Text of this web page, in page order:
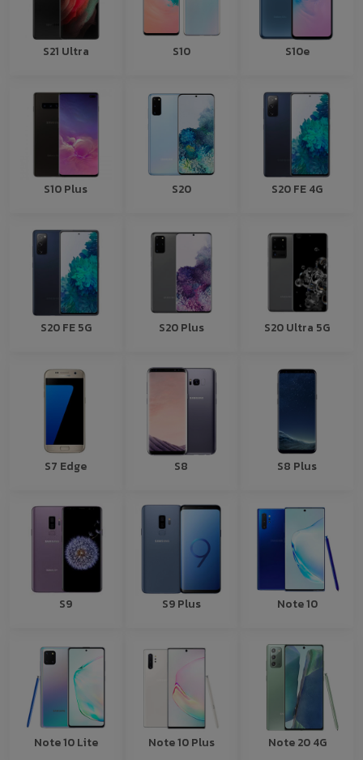
S21 Ultra S10 S10e
S10 Plus S20 S20 FE 4G
S20 FE 5G S20 Plus S20 Ultra 5G
S7 Edge S8 S8 Plus
S9 S9 Plus Note 10
Note 10 Lite Note 10 Plus Note 20 4G